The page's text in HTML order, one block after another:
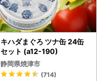
キハダまぐろ ツナ缶 24缶
セット (a12-190)
静岡県焼津市
(714)